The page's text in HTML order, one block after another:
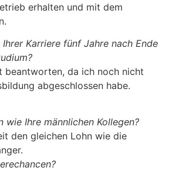
erhalten und mit dem
Ihrer Karriere fünf Jahre nach Ende
beantworten, da ich noch nicht
abgeschlossen habe.
wie Ihre männlichen Kollegen?
den gleichen Lohn wie die